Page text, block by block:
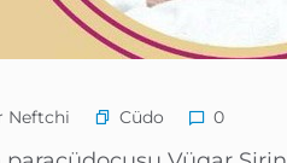
Neftchi Cüdo 0